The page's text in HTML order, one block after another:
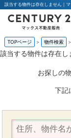
該当する物件は存在しません｜
TOPページ 物件検索
該当する物件は存在し
お探しの
下記